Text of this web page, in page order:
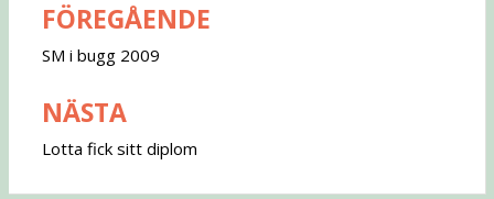
Inläggsnavigering
FÖREGÅENDE
SM i bugg 2009
NÄSTA
Lotta fick sitt diplom